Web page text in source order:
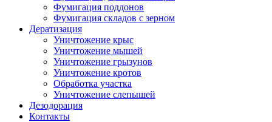
Фумигация поддонов
Фумигация складов с зерном
Дератизация
Уничтожение крыс
Уничтожение мышей
Уничтожение грызунов
Уничтожение кротов
Обработка участка
Уничтожение слепышей
Дезодорация
Контакты